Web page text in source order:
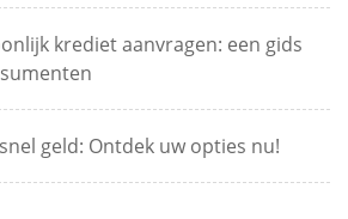
krediet aanvragen: een gids
geld: Ontdek uw opties nu!